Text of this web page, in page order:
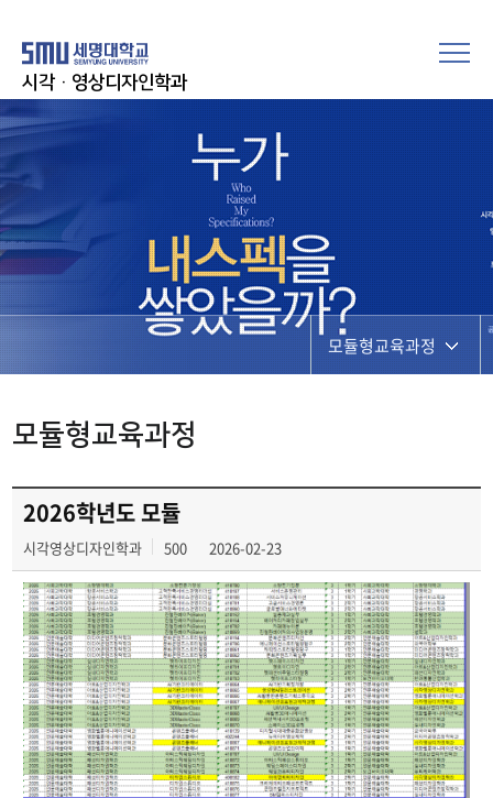
시각·영상디자인학과
모듈형교육과정
모듈형교육과정
2026학년도 모듈
시각영상디자인학과 500 2026-02-23